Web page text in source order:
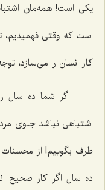
یكی است! همه‌مان
است كه وقتی فهمیدیم،
كار انسان را می‌سازد،
اگر شما ده سال
اشتباهی نباشد جلوی
طرف بگوییم! از محسنات
ده سال اگر كار صحیح